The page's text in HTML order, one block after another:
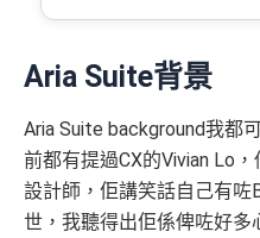
Aria Suite背景
Aria Suite background我都
前都有提過CX的Vivian Lo
設計師，佢講笑話自己有咗
世，我聽得出佢係俾咗好